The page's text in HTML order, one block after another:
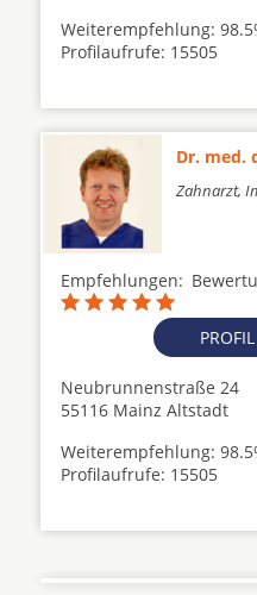
Weiterempfehlung:
Profilaufrufe: 15505
Dr. med.
Zahnarzt,
Empfehlungen:
Neubrunnenstraße 24
55116 Mainz Altstadt
Weiterempfehlung:
Profilaufrufe: 15505